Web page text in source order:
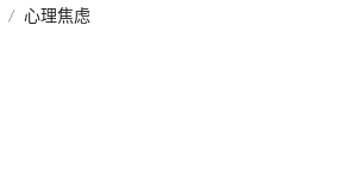
/ 心理焦虑